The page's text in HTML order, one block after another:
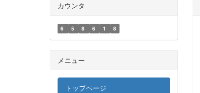
カウンタ
6 5 8 6 1 8
メニュー
トップページ